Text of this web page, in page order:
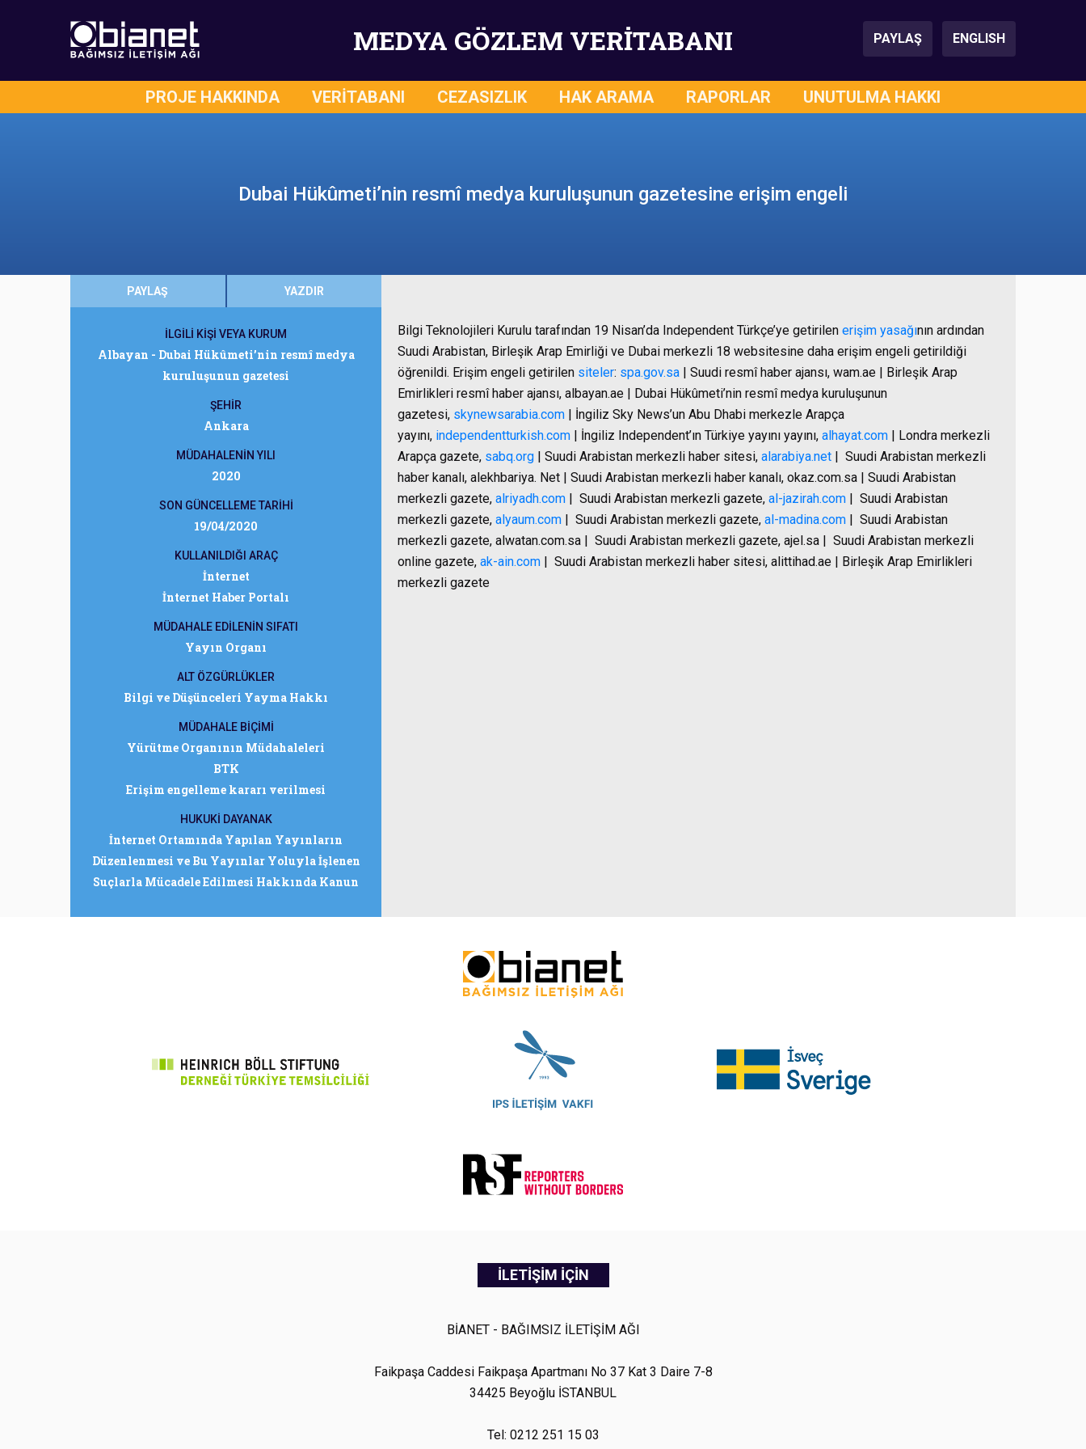
MEDYA GÖZLEM VERİTABANI PAYLAŞ ENGLISH
PROJE HAKKINDA VERİTABANI CEZASIZLIK HAK ARAMA RAPORLAR UNUTULMA HAKKI
Dubai Hükûmeti’nin resmî medya kuruluşunun gazetesine erişim engeli
PAYLAŞ YAZDIR
İLGİLİ KİŞİ VEYA KURUM
Albayan - Dubai Hükûmeti’nin resmî medya
kuruluşunun gazetesi
ŞEHİR
Ankara
MÜDAHALENİN YILI
2020
SON GÜNCELLEME TARİHİ
19/04/2020
KULLANILDIĞI ARAÇ
İnternet
İnternet Haber Portalı
MÜDAHALE EDİLENİN SIFATI
Yayın Organı
ALT ÖZGÜRLÜKLER
Bilgi ve Düşünceleri Yayma Hakkı
MÜDAHALE BİÇİMİ
Yürütme Organının Müdahaleleri
BTK
Erişim engelleme kararı verilmesi
HUKUKİ DAYANAK
İnternet Ortamında Yapılan Yayınların
Düzenlenmesi ve Bu Yayınlar Yoluyla İşlenen
Suçlarla Mücadele Edilmesi Hakkında Kanun
Bilgi Teknolojileri Kurulu tarafından 19 Nisan’da Independent Türkçe’ye getirilen erişim yasağının ardından
Suudi Arabistan, Birleşik Arap Emirliği ve Dubai merkezli 18 websitesine daha erişim engeli getirildiği
öğrenildi. Erişim engeli getirilen siteler: spa.gov.sa | Suudi resmî haber ajansı, wam.ae | Birleşik Arap
Emirlikleri resmî haber ajansı, albayan.ae | Dubai Hükûmeti’nin resmî medya kuruluşunun
gazetesi, skynewsarabia.com | İngiliz Sky News’un Abu Dhabi merkezle Arapça
yayını, independentturkish.com | İngiliz Independent’ın Türkiye yayını yayını, alhayat.com | Londra merkezli
Arapça gazete, sabq.org | Suudi Arabistan merkezli haber sitesi, alarabiya.net | Suudi Arabistan merkezli
haber kanalı, alekhbariya. Net | Suudi Arabistan merkezli haber kanalı, okaz.com.sa | Suudi Arabistan
merkezli gazete, alriyadh.com | Suudi Arabistan merkezli gazete, al-jazirah.com | Suudi Arabistan
merkezli gazete, alyaum.com | Suudi Arabistan merkezli gazete, al-madina.com | Suudi Arabistan
merkezli gazete, alwatan.com.sa | Suudi Arabistan merkezli gazete, ajel.sa | Suudi Arabistan merkezli
online gazete, ak-ain.com | Suudi Arabistan merkezli haber sitesi, alittihad.ae | Birleşik Arap Emirlikleri
merkezli gazete
İLETİŞİM İÇİN
BİANET - BAĞIMSIZ İLETİŞİM AĞI
Faikpaşa Caddesi Faikpaşa Apartmanı No 37 Kat 3 Daire 7-8
34425 Beyoğlu İSTANBUL
Tel: 0212 251 15 03